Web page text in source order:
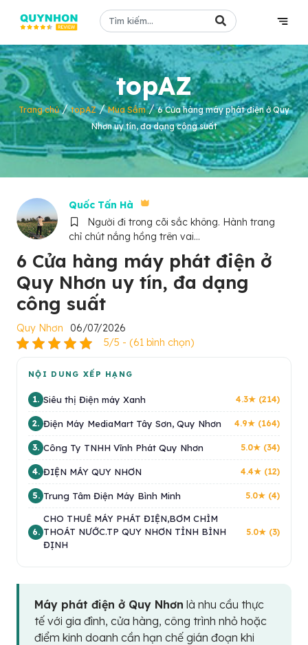
topAZ
Trang chủ/topAZ/Mua Sắm/6 Cửa hàng máy phát điện ở Quy
Nhơn uy tín, đa dạng công suất
Quốc Tấn Hà
Người đi trong cõi sắc không. Hành trang
chỉ chút nắng hồng trên vai...
6 Cửa hàng máy phát điện ở
Quy Nhơn uy tín, đa dạng
công suất
Quy Nhơn
06/07/2026
5/5 - (61 bình chọn)
NỘI DUNG XẾP HẠNG
1. Siêu thị Điện máy Xanh 4.3★ (214)
2. Điện Máy MediaMart Tây Sơn, Quy Nhơn 4.9★ (164)
3. Công Ty TNHH Vĩnh Phát Quy Nhơn 5.0★ (34)
4. ĐIỆN MÁY QUY NHƠN 4.4★ (12)
5. Trung Tâm Điện Máy Bình Minh 5.0★ (4)
6.
CHO THUÊ MÁY PHÁT ĐIỆN,BƠM CHÌM
THOÁT NƯỚC.TP QUY NHƠN TỈNH BÌNH
ĐỊNH
5.0★ (3)
Máy phát điện ở Quy Nhơn là nhu cầu thực
tế với gia đình, cửa hàng, công trình nhỏ hoặc
điểm kinh doanh cần hạn chế gián đoạn khi